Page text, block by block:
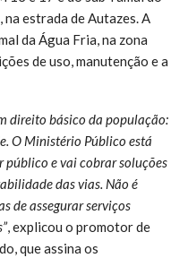
estrada de Autazes. A
da Água Fria, na zona
de uso, manutenção e a
direito básico da população:
O Ministério Público está
público e vai cobrar soluções
das vias. Não é
de assegurar serviços
, explicou o promotor de
que assina os